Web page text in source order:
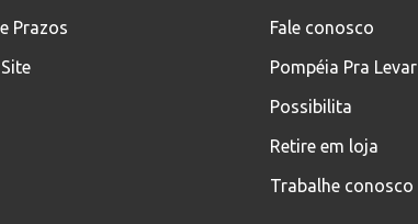
Prazos
Fale conosco
Pompéia Pra Levar
Possibilita
Retire em loja
Trabalhe conosco